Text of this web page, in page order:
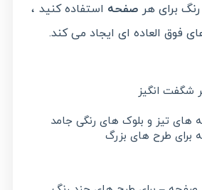
برای هر صفحه استفاده کنید ،
فوق العاده ای ایجاد می کند.
شگفت انگیز
های تیز و بلوک های رنگی جامد
برای طرح های بزرگ